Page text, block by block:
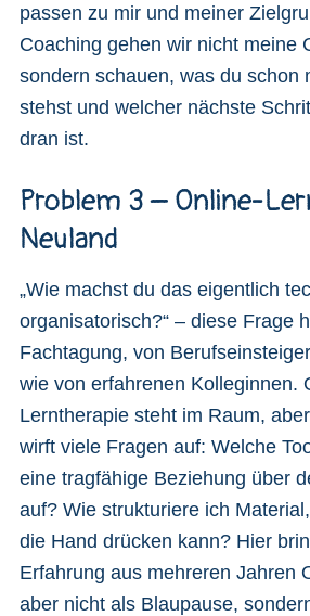
passen zu mir und meiner
Coaching gehen wir nicht meine
sondern schauen, was du schon
stehst und welcher nächste
dran ist.
Problem 3 – Online-
Neuland
„Wie machst du das eigentlich
organisatorisch?“ – diese Frage
Fachtagung, von
wie von erfahrenen Kolleginnen.
Lerntherapie steht im Raum,
wirft viele Fragen auf: Welche
eine tragfähige Beziehung über
auf? Wie strukturiere ich
die Hand drücken kann? Hier
Erfahrung aus mehreren Jahren
aber nicht als Blaupause,